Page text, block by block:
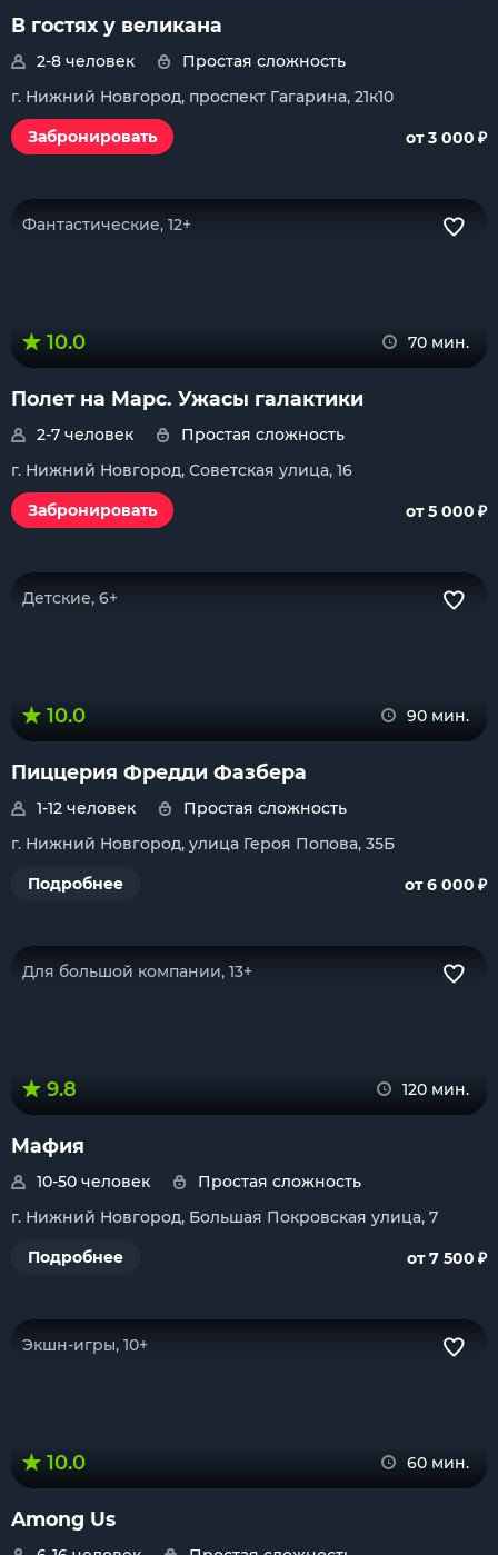
В гостях у великана
2-8 человек
Простая сложность
г. Нижний Новгород, проспект Гагарина, 21к10
Забронировать
от 3 000 ₽
Фантастические, 12+
10.0 70 мин.
Полет на Марс. Ужасы галактики
2-7 человек
Простая сложность
г. Нижний Новгород, Советская улица, 16
Забронировать
от 5 000 ₽
Детские, 6+
10.0 90 мин.
Пиццерия Фредди Фазбера
1-12 человек
Простая сложность
г. Нижний Новгород, улица Героя Попова, 35Б
Подробнее
от 6 000 ₽
Для большой компании, 13+
9.8 120 мин.
Мафия
10-50 человек
Простая сложность
г. Нижний Новгород, Большая Покровская улица, 7
Подробнее
от 7 500 ₽
Экшн-игры, 10+
10.0 60 мин.
Among Us